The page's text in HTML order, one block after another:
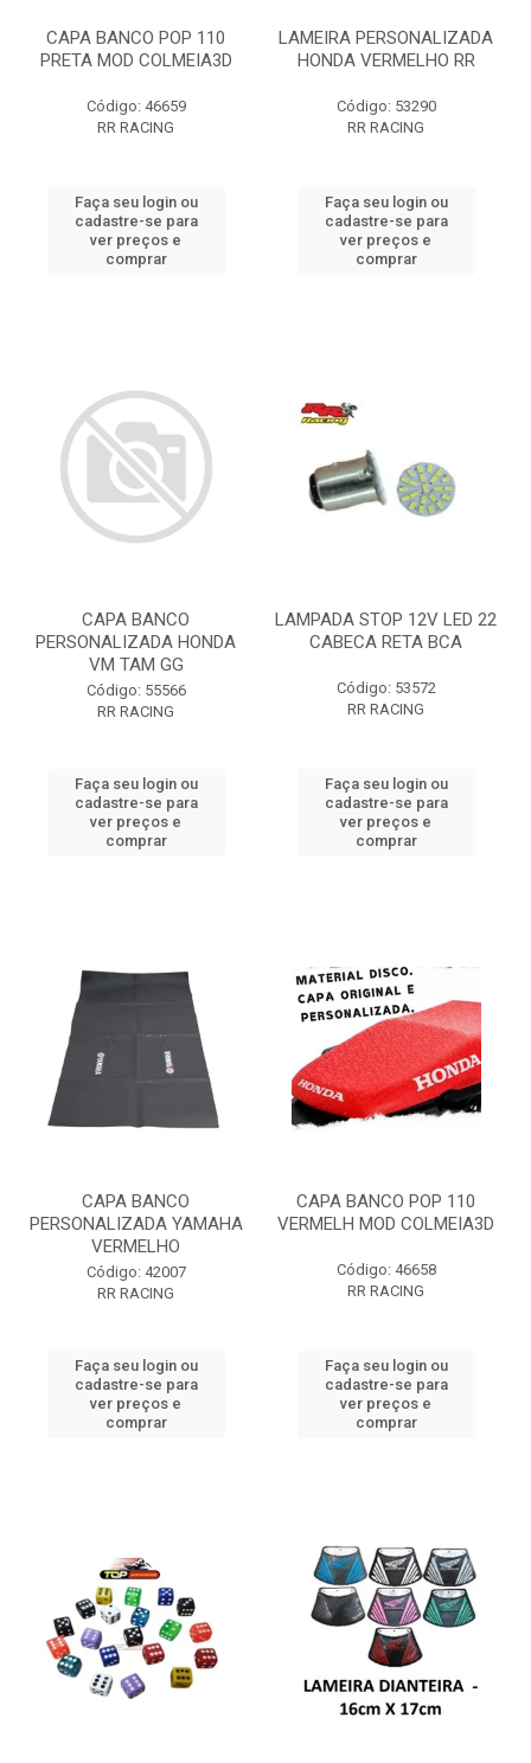
CAPA BANCO POP 110
PRETA MOD COLMEIA3D
Código: 46659
RR RACING
Faça seu login ou
cadastre-se para
ver preços e
comprar
LAMEIRA PERSONALIZADA
HONDA VERMELHO RR
Código: 53290
RR RACING
Faça seu login ou
cadastre-se para
ver preços e
comprar
CAPA BANCO
PERSONALIZADA HONDA
VM TAM GG
Código: 55566
RR RACING
Faça seu login ou
cadastre-se para
ver preços e
comprar
LAMPADA STOP 12V LED 22
CABECA RETA BCA
Código: 53572
RR RACING
Faça seu login ou
cadastre-se para
ver preços e
comprar
CAPA BANCO
PERSONALIZADA YAMAHA
VERMELHO
Código: 42007
RR RACING
Faça seu login ou
cadastre-se para
ver preços e
comprar
CAPA BANCO POP 110
VERMELH MOD COLMEIA3D
Código: 46658
RR RACING
Faça seu login ou
cadastre-se para
ver preços e
comprar